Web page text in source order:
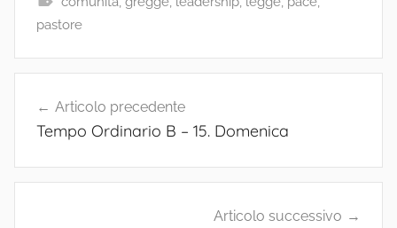
pastore
articoli
Articolo precedente
Tempo Ordinario B – 15. Domenica
Articolo successivo